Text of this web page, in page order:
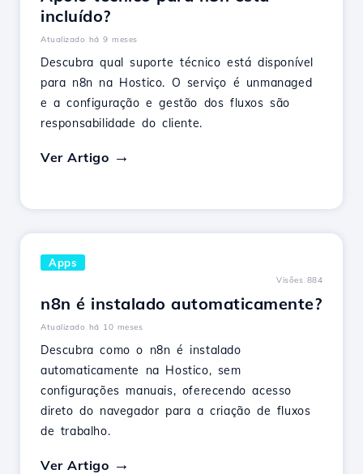
incluído?
Atualizado há 9 meses
Descubra qual suporte técnico está disponível
para n8n na Hostico. O serviço é unmanaged
e a configuração e gestão dos fluxos são
responsabilidade do cliente.
Ver Artigo
Apps
Visões 884
n8n é instalado automaticamente?
Atualizado há 10 meses
Descubra como o n8n é instalado
automaticamente na Hostico, sem
configurações manuais, oferecendo acesso
direto do navegador para a criação de fluxos
de trabalho.
Ver Artigo